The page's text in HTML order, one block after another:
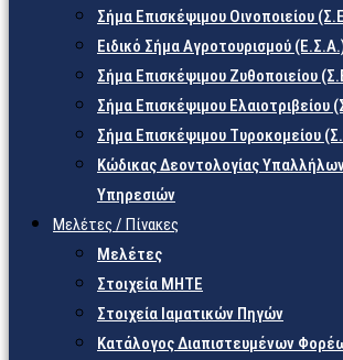
Σήμα Επισκέψιμου Οινοποιείου
Ειδικό Σήμα Αγροτουρισμού
Σήμα Επισκέψιμου Ζυθοποιείου
Σήμα Επισκέψιμου Ελαιοτριβείου
Σήμα Επισκέψιμου Τυροκομείου
Κώδικας Δεοντολογίας
Υπηρεσιών
Μελέτες / Πίνακες
Μελέτες
Στοιχεία ΜΗΤΕ
Στοιχεία Ιαματικών Πηγών
Κατάλογος Διαπιστευμένων